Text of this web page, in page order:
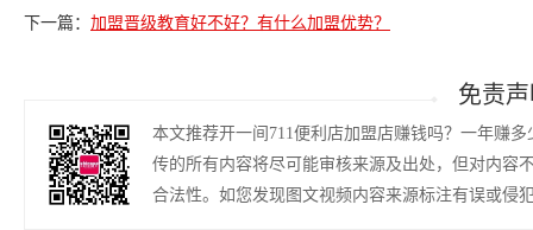
下一篇： 加盟晋级教育好不好？有什么加盟优势？
免责
本文推荐开一间711便利店加盟店赚钱吗？一年赚
传的所有内容将尽可能审核来源及出处，但对内容
合法性。如您发现图文视频内容来源标注有误或侵